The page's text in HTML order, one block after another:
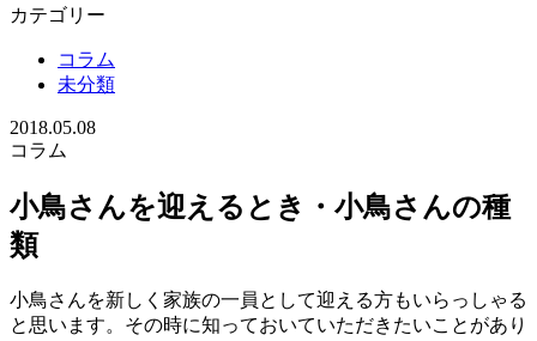
カテゴリー
コラム
未分類
2018.05.08
コラム
小鳥さんを迎えるとき・小鳥さんの種
類
小鳥さんを新しく家族の一員として迎える方もいらっしゃる
と思います。その時に知っておいていただきたいことがあり